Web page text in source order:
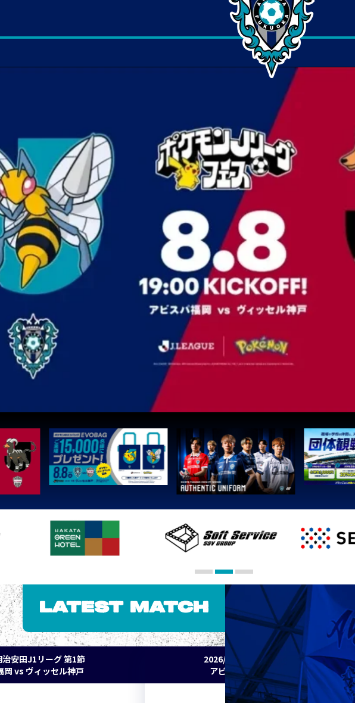
LATEST MATCH
安田J1リーグ 第1節
岡 vs ヴィッセル神戸
2026/27 明治安田J1リーグ 第2節
アビスパ福岡 vs セレッソ大阪